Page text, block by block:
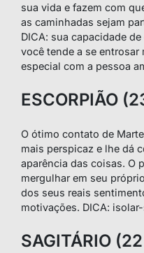
sua vida e fazem com
as caminhadas sejam
DICA: sua capacidade
você tende a se
especial com a pessoa
ESCORPIÃO
O ótimo contato de
mais perspicaz e lhe dá
aparência das coisas. O
mergulhar em seu
dos seus reais
motivações. DICA:
SAGITÁRIO